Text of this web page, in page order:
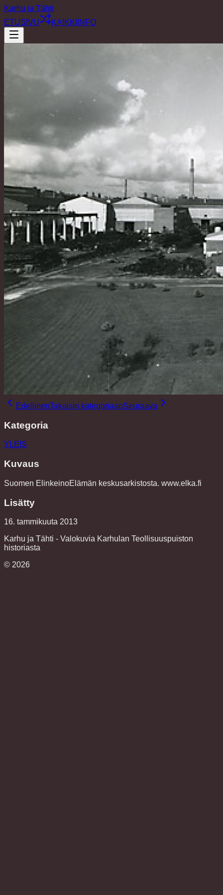
Karhu ja Tähti
ETUSIVU
KAIKKI INFO
EdellinenTakaisin kategoriaanSeuraava
Kategoria
YLEIS
Kuvaus
Suomen ElinkeinoElämän keskusarkistosta. www.elka.fi
Lisätty
16. tammikuuta 2013
Karhu ja Tähti - Valokuvia Karhulan Teollisuuspuiston
historiasta
© 2026